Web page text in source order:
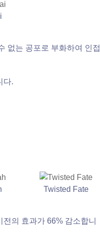
없는 공포로 부화하여 인접
다.
Twisted Fate
의 효과가 66% 감소합니